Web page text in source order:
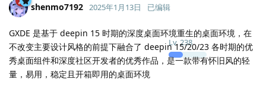
shenmo7192
Lv.238
2025年1月13日 已编辑
GXDE 是基于 deepin 15 时期的深度桌面环境重生的桌面环境，在
不改变主要设计风格的前提下融合了 deepin 15/20/23 各时期的优
秀桌面组件和深度社区开发者的优秀作品，是一款带有怀旧风的轻
量，易用，稳定且开箱即用的桌面环境